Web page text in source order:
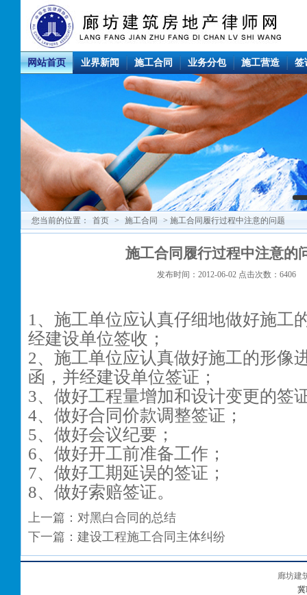
网站首页 业界新闻 施工合同 业务分包 施工营造 签
您当前的位置： 首页 > 施工合同 > 施工合同履行过程中注意的问题
施工合同履行过程中注意的
发布时间：2012-06-02 点击次数：6406
1 、施工单位应认真仔细地做好施工
经建设单位签收；
2、施工单位应认真做好施工的形像
函，并经建设单位签证；
3、做好工程量增加和设计变更的签
4、做好合同价款调整签证；
5、做好会议纪要；
6、做好开工前准备工作；
7、做好工期延误的签证；
8、做好索赔签证。
上一篇： 对黑白合同的总结
下一篇： 建设工程施工合同主体纠纷
廊坊建
冀